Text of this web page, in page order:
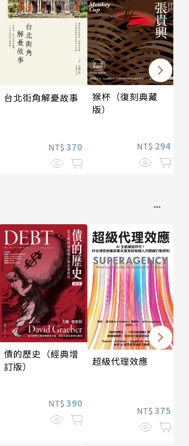
台北街角解憂故事
NT$ 370
猴杯（復刻典藏
版）
NT$ 294
債的歷史（經典增
訂版）
NT$ 390
超級代理效應
NT$ 375